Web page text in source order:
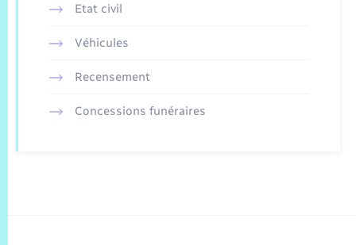
Etat civil
Véhicules
Recensement
Concessions funéraires